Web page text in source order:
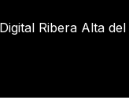
Ribera Alta del